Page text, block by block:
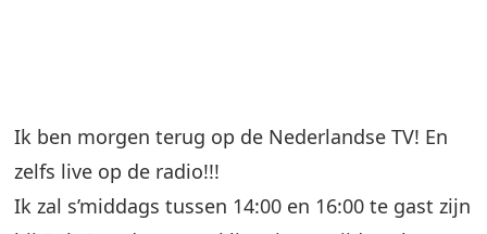
Ik ben morgen terug op de Nederlandse TV! En
zelfs live op de radio!!!
Ik zal s’middags tussen 14:00 en 16:00 te gast zijn